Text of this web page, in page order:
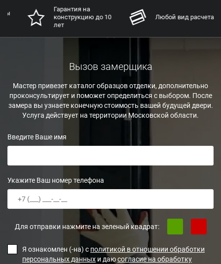
Гарантия на
конструкцию до 10
лет
Любой вид расчета
Вызов замерщика
Мастер привезет каталог образцов отделки, дополнительно
проконсультирует и поможет определиться с выбором. После
замера вы узнаете конечную стоимость вашей будущей двери.
Услуга действует на территории Московской области.
Введите Ваше имя
Укажите Ваш номер телефона
Для отправки нажмите на зеленый квадрат:
Я ознакомлен (-на) с политикой в отношении обработки
персональных данных и даюсогласие на обработку